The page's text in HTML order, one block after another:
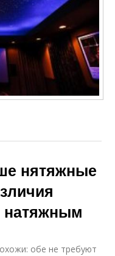
нятяжные
обе не требуют